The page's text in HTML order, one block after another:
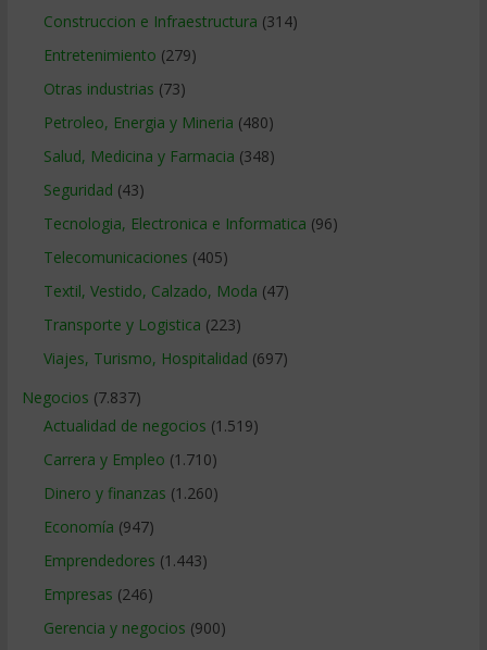
Construccion e Infraestructura (314)
Entretenimiento (279)
Otras industrias (73)
Petroleo, Energia y Mineria (480)
Salud, Medicina y Farmacia (348)
Seguridad (43)
Tecnologia, Electronica e Informatica (96)
Telecomunicaciones (405)
Textil, Vestido, Calzado, Moda (47)
Transporte y Logistica (223)
Viajes, Turismo, Hospitalidad (697)
Negocios (7.837)
Actualidad de negocios (1.519)
Carrera y Empleo (1.710)
Dinero y finanzas (1.260)
Economía (947)
Emprendedores (1.443)
Empresas (246)
Gerencia y negocios (900)